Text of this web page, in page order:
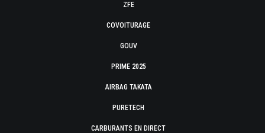
ZFE
COVOITURAGE
GOUV
PRIME 2025
AIRBAG TAKATA
PURETECH
CARBURANTS EN DIRECT